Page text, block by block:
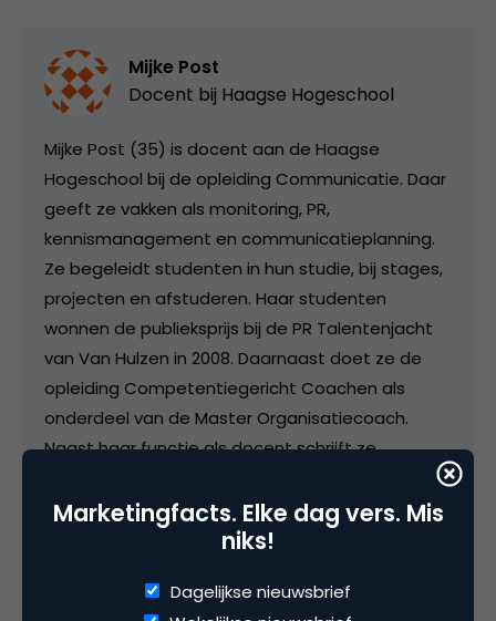
Mijke Post
Docent bij Haagse Hogeschool
Mijke Post (35) is docent aan de Haagse
Hogeschool bij de opleiding Communicatie. Daar
geeft ze vakken als monitoring, PR,
kennismanagement en communicatieplanning.
Ze begeleidt studenten in hun studie, bij stages,
projecten en afstuderen. Haar studenten
wonnen de publieksprijs bij de PR Talentenjacht
van Van Hulzen in 2008. Daarnaast doet ze de
opleiding Competentiegericht Coachen als
onderdeel van de Master Organisatiecoach.
Naast haar functie als docent schrijft ze
vakliteratuur. Namens de redactie zit ze in de jury
van de PIM-marketingliteratuurprijs. Vóór het
Marketingfacts. Elke dag vers. Mis
niks!
Dagelijkse nieuwsbrief